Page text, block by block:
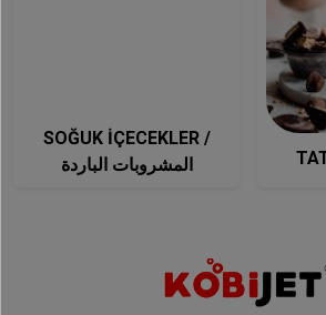
SOĞUK İÇECEKLER /
المشروبات الباردة